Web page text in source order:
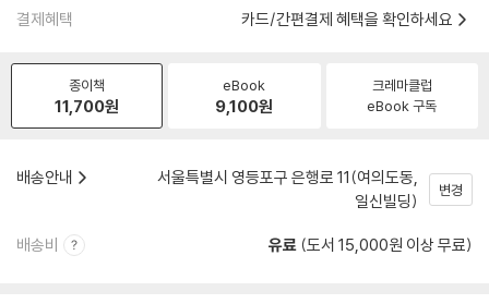
결제혜택 카드/간편결제 혜택을 확인하세요
종이책
11,700원
eBook
9,100원
크레마클럽
eBook 구독
배송안내
서울특별시 영등포구 은행로 11(여의도동,
일신빌딩)
변경
배송비 유료 (도서 15,000원 이상 무료)